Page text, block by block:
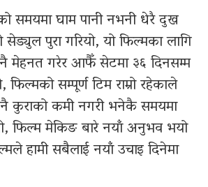
समयमा घाम पानी नभनी धेरै दुख
पुरा गरियो, यो फिल्मका लागि
मेहनत गरेर आफैँ सेटमा ३६ दिनसम्म
सम्पूर्ण टिम राम्रो रहेकाले
कुराको कमी नगरी भनेकै समयमा
फिल्म मेकिङ बारे नयाँ अनुभव भयो
हामी सबैलाई नयाँ उचाइ दिनेमा